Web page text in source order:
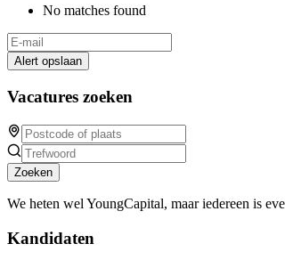
No matches found
Alert opslaan
Vacatures zoeken
Zoeken
We heten wel YoungCapital, maar iedereen is
Kandidaten